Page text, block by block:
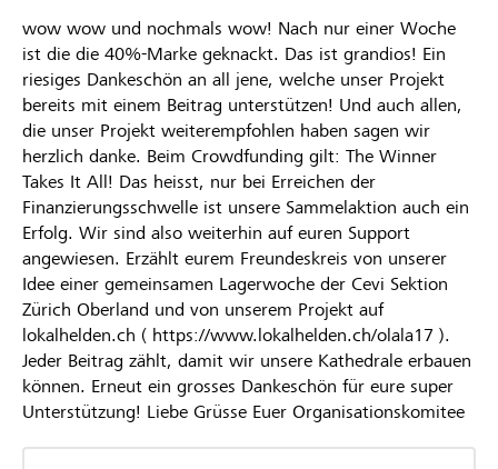
wow wow und nochmals wow! Nach nur einer Woche
ist die die 40%-Marke geknackt. Das ist grandios! Ein
riesiges Dankeschön an all jene, welche unser Projekt
bereits mit einem Beitrag unterstützen! Und auch allen,
die unser Projekt weiterempfohlen haben sagen wir
herzlich danke. Beim Crowdfunding gilt: The Winner
Takes It All! Das heisst, nur bei Erreichen der
Finanzierungsschwelle ist unsere Sammelaktion auch ein
Erfolg. Wir sind also weiterhin auf euren Support
angewiesen. Erzählt eurem Freundeskreis von unserer
Idee einer gemeinsamen Lagerwoche der Cevi Sektion
Zürich Oberland und von unserem Projekt auf
lokalhelden.ch ( https://www.lokalhelden.ch/olala17 ).
Jeder Beitrag zählt, damit wir unsere Kathedrale erbauen
können. Erneut ein grosses Dankeschön für eure super
Unterstützung! Liebe Grüsse Euer Organisationskomitee